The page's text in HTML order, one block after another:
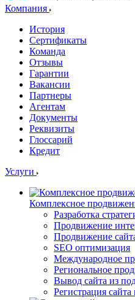
Компания
История
Сертификаты
Команда
Отзывы
Гарантии
Вакансии
Партнеры
Агентам
Документы
Реквизиты
Глоссарий
Кредит
Услуги
Комплексное
Разработка
Продвижение
Продвижение
SEO оптимизация
Международное
Региональное
Вывод сайта из
Регистрация сайта